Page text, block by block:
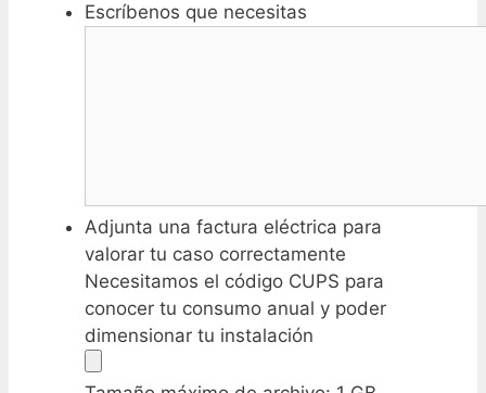
Escríbenos que necesitas
Adjunta una factura eléctrica para
valorar tu caso correctamente
Necesitamos el código CUPS para
conocer tu consumo anual y poder
dimensionar tu instalación